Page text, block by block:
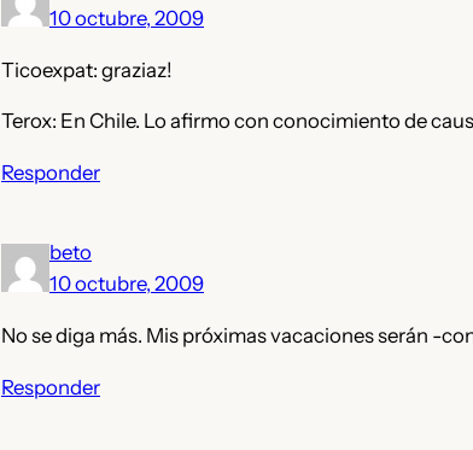
10 octubre, 2009
Ticoexpat: graziaz!
Terox: En Chile. Lo afirmo con conocimiento de
Responder
beto
10 octubre, 2009
No se diga más. Mis próximas vacaciones serán -
Responder